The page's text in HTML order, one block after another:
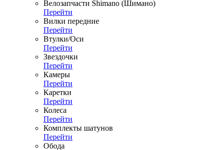
Велозапчасти Shimano (Шимано)
Перейти
Вилки передние
Перейти
Втулки/Оси
Перейти
Звездочки
Перейти
Камеры
Перейти
Каретки
Перейти
Колеса
Перейти
Комплекты шатунов
Перейти
Обода